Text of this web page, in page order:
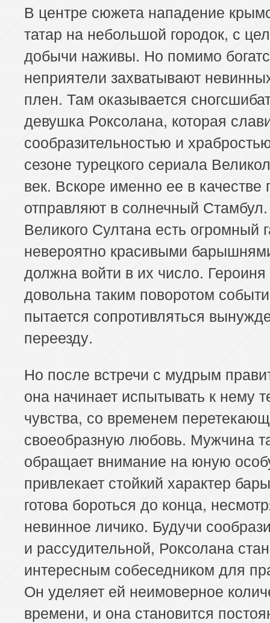
В центре сюжета нападение
татар на небольшой городок, с
добычи наживы. Но помимо
неприятели захватывают
плен. Там оказывается
девушка Роксолана, которая
сообразительностью и
сезоне турецкого сериала
век. Вскоре именно ее в качестве
отправляют в солнечный
Великого Султана есть огромный
невероятно красивыми
должна войти в их число.
довольна таким поворотом
пытается сопротивляться
переезду.
Но после встречи с мудрым
она начинает испытывать к нему
чувства, со временем
своеобразную любовь. Мужчина
обращает внимание на юную
привлекает стойкий характер
готова бороться до конца,
невинное личико. Будучи
и рассудительной, Роксолана
интересным собеседником для
Он уделяет ей неимоверное
времени, и она становится